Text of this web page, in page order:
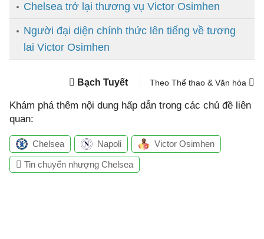
Chelsea trở lại thương vụ Victor Osimhen
Người đại diện chính thức lên tiếng về tương
lai Victor Osimhen
Bạch Tuyết Theo Thể thao & Văn hóa
Khám phá thêm nội dung hấp dẫn trong các chủ đề liên
quan:
Chelsea Napoli Victor Osimhen
Tin chuyển nhượng Chelsea